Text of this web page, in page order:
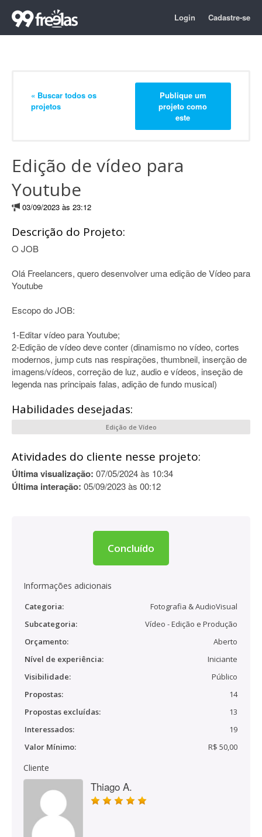
Login Cadastre-se
« Buscar todos os
projetos
Publique um
projeto como
este
Edição de vídeo para
Youtube
03/09/2023 às 23:12
Descrição do Projeto:
O JOB
Olá Freelancers, quero desenvolver uma edição de Vídeo para
Youtube
Escopo do JOB:
1-Editar vídeo para Youtube;
2-Edição de vídeo deve conter (dinamismo no vídeo, cortes
modernos, jump cuts nas respirações, thumbneil, inserção de
imagens/vídeos, correção de luz, audio e vídeos, inseção de
legenda nas principais falas, adição de fundo musical)
Habilidades desejadas:
Edição de Vídeo
Atividades do cliente nesse projeto:
Última visualização: 07/05/2024 às 10:34
Última interação: 05/09/2023 às 00:12
Concluído
Informações adicionais
Categoria:
Fotografia & AudioVisual
Subcategoria:
Vídeo - Edição e Produção
Orçamento:
Aberto
Nível de experiência:
Iniciante
Visibilidade:
Público
Propostas:
14
Propostas excluídas:
13
Interessados:
19
Valor Mínimo:
R$ 50,00
Cliente
Thiago A.